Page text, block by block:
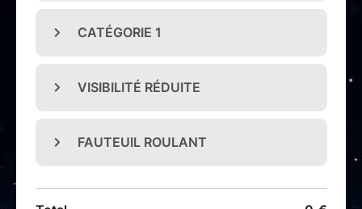
première aventure.
A voir et à vivre en famille.
Billet remboursable uniquement si annulation ou report du